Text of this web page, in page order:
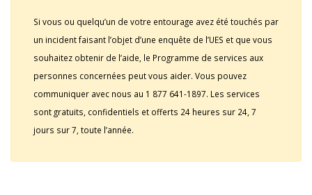
Si vous ou quelqu’un de votre entourage avez été touchés par
un incident faisant l’objet d’une enquête de l’UES et que vous
souhaitez obtenir de l’aide, le Programme de services aux
personnes concernées peut vous aider. Vous pouvez
communiquer avec nous au 1 877 641-1897. Les services
sont gratuits, confidentiels et offerts 24 heures sur 24, 7
jours sur 7, toute l’année.